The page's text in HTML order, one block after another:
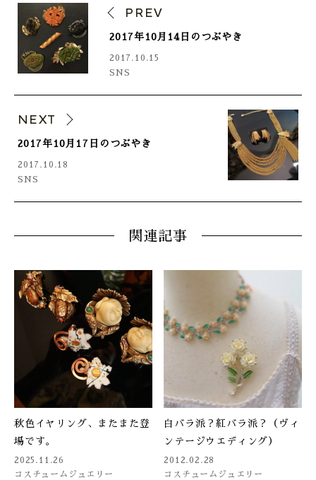
PREV
2017年10月14日のつぶやき
2017.10.15
SNS
NEXT
2017年10月17日のつぶやき
2017.10.18
SNS
関連記事
秋色イヤリング、またまた登
場です。
2025.11.26
コスチュームジュエリー
白バラ派？紅バラ派？（ヴィ
ンテージウエディング）
2012.02.28
コスチュームジュエリー